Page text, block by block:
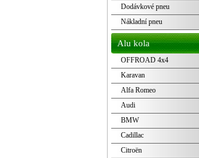
Dodávkové pneu
Nákladní pneu
Alu kola
OFFROAD 4x4
Karavan
Alfa Romeo
Audi
BMW
Cadillac
Citroën